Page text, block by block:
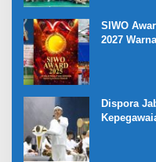
SIWO
2027
Dispora